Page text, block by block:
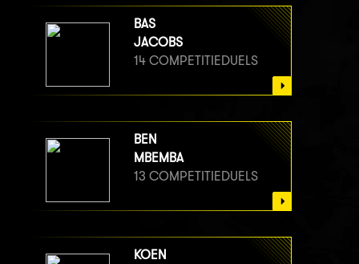
BAS
JACOBS
14 COMPETITIEDUELS
BEN
MBEMBA
13 COMPETITIEDUELS
KOEN